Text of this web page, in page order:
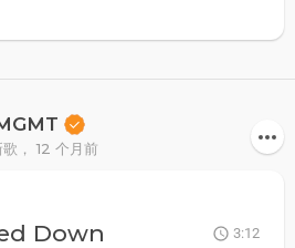
歌，12 个月前
Down 3:12